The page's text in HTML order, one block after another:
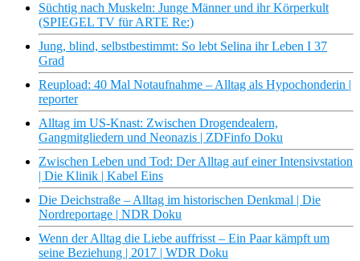
Süchtig nach Muskeln: Junge Männer und ihr Körperkult
(SPIEGEL TV für ARTE Re:)
Jung, blind, selbstbestimmt: So lebt Selina ihr Leben I 37
Grad
Reupload: 40 Mal Notaufnahme – Alltag als Hypochonderin |
reporter
Alltag im US-Knast: Zwischen Drogendealern,
Gangmitgliedern und Neonazis | ZDFinfo Doku
Zwischen Leben und Tod: Der Alltag auf einer Intensivstation
| Die Klinik | Kabel Eins
Die Deichstraße – Alltag im historischen Denkmal | Die
Nordreportage | NDR Doku
Wenn der Alltag die Liebe auffrisst – Ein Paar kämpft um
seine Beziehung | 2017 | WDR Doku